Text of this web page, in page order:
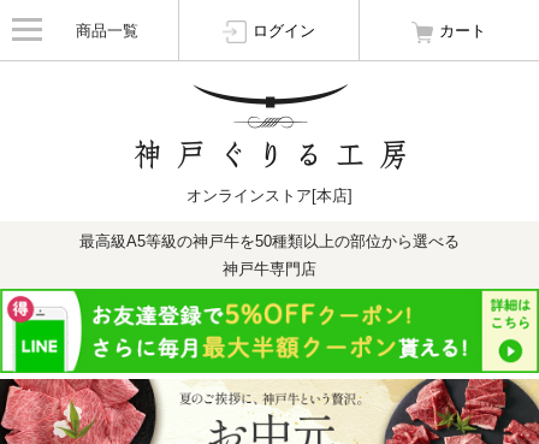
商品一覧 ログイン カート
オンラインストア[本店]
最高級A5等級の神戸牛を50種類以上の部位から選べる
神戸牛専門店